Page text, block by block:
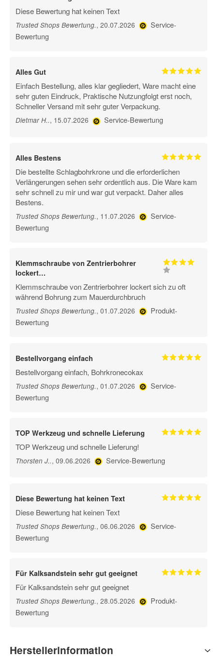
Diese Bewertung hat keinen Text
Trusted Shops Bewertung., 20.07.2026
Service-
Bewertung
Alles Gut
Einfach Bestellung, alles klar gegliedert, Ware macht eine
sehr guten Eindruck, Praktische Nutzungfolgt erst noch,
Schneller Versand mit sehr guter Verpackung.
Dietmar H.., 15.07.2026 Service-Bewertung
Alles Bestens
Die bestellte Schlagbohrkrone und die erforderlichen
Verlängerungen sehen sehr ordentlich aus. Die Ware kam
sehr schnell zu mir und war gut verpackt. Daher alles
Bestens.
Trusted Shops Bewertung., 11.07.2026
Service-
Bewertung
Klemmschraube von Zentrierbohrer
lockert…
Klemmschraube von Zentrierbohrer lockert sich zu oft
während Bohrung zum Mauerdurchbruch
Trusted Shops Bewertung., 01.07.2026
Produkt-
Bewertung
Bestellvorgang einfach
Bestellvorgang einfach, Bohrkronecokax
Trusted Shops Bewertung., 01.07.2026
Service-
Bewertung
TOP Werkzeug und schnelle Lieferung
TOP Werkzeug und schnelle Lieferung!
Thorsten J.., 09.06.2026 Service-Bewertung
Diese Bewertung hat keinen Text
Diese Bewertung hat keinen Text
Trusted Shops Bewertung., 06.06.2026
Service-
Bewertung
Für Kalksandstein sehr gut geeignet
Für Kalksandstein sehr gut geeignet
Trusted Shops Bewertung., 28.05.2026
Produkt-
Bewertung
Herstellerinformation